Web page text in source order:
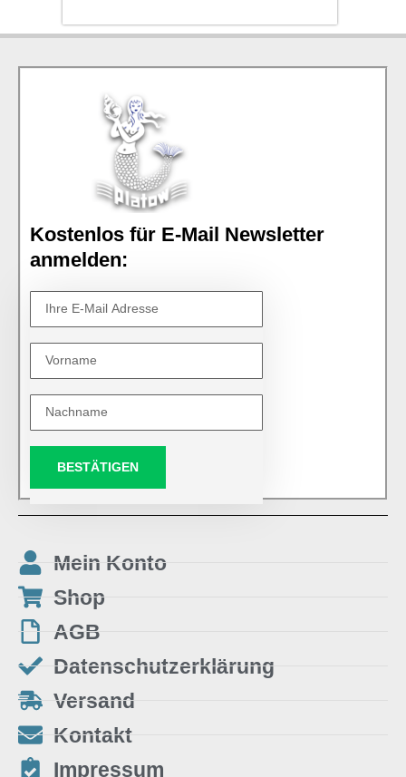
Kostenlos für E-Mail Newsletter
anmelden:
BESTÄTIGEN
Mein Konto
Shop
AGB
Datenschutzerklärung
Versand
Kontakt
Impressum